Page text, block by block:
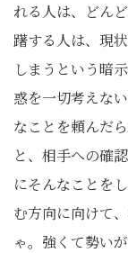
れる人は、どん
躇する人は、現
しまうという暗
惑を一切考えな
なことを頼んだ
と、相手への確
にそんなことを
む方向に向けて
ゃ。強くて勢い